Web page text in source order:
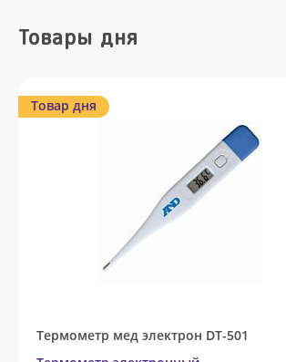
Товары дня
Товар дня
Термометр мед электрон DT-501